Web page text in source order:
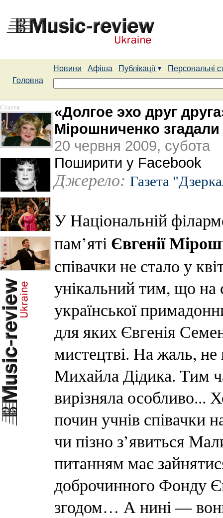
Новини Афіша Публікації
Персональні
Головна
Стаття
«Долгое эхо друг
Мірошниченко
20 червня 2009, субота
Поширити у Facebook
Джерело: Газета
У Національній
пам’яті Євгенії
співачки не стало у
унікальний тим, що на
української
для яких Євгенія
мистецтві. На жаль, не
Михайла Дідика. Тим
вирізняла особливо...
почин учнів співачки
чи пізно з’явиться
питанням має
доброчинного Фонду
згодом… А нині —